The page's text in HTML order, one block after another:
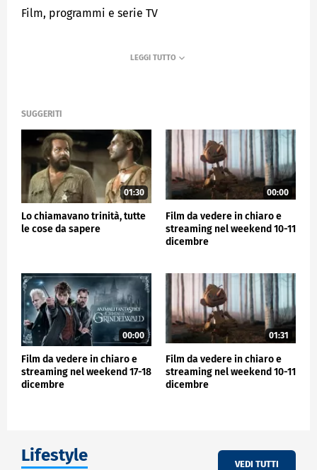
Film, programmi e serie TV
SUGGERITI
01:30
Lo chiamavano trinità, tutte
le cose da sapere
00:00
Film da vedere in chiaro e
streaming nel weekend 10-11
dicembre
00:00
Film da vedere in chiaro e
streaming nel weekend 17-18
dicembre
01:31
Film da vedere in chiaro e
streaming nel weekend 10-11
dicembre
Lifestyle VEDI TUTTI